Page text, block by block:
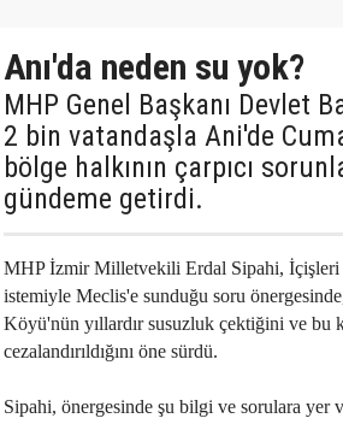
Anı'da neden su yok?
MHP Genel Başkanı Devlet
2 bin vatandaşla Ani'de
bölge halkının çarpıcı
gündeme getirdi.
MHP İzmir Milletvekili Erdal Sipahi, İçişleri
istemiyle Meclis'e sunduğu soru
Köyü'nün yıllardır susuzluk çektiğini ve
cezalandırıldığını öne sürdü.
Sipahi, önergesinde şu bilgi ve sorulara yer